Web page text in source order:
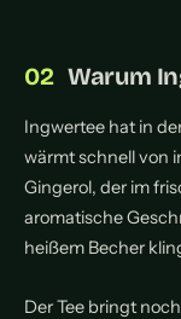
Warum
Ingwertee hat in
wärmt schnell von
Gingerol, der im
aromatische
heißem Becher
Der Tee bringt